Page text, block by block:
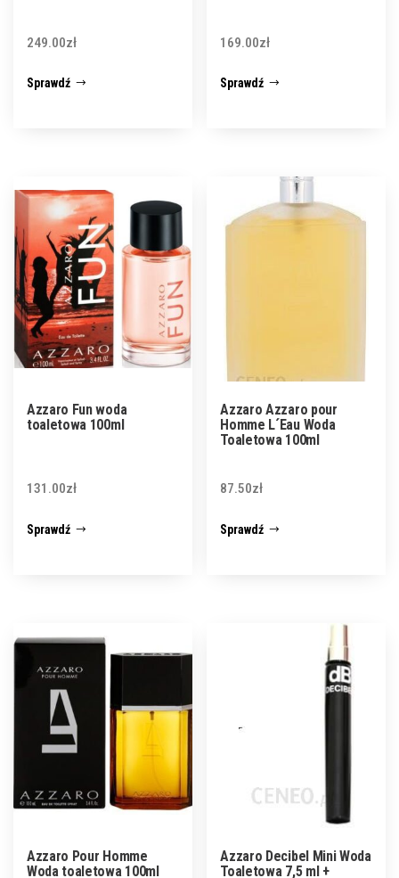
249.00zł
Sprawdź
169.00zł
Sprawdź
Azzaro Fun woda
toaletowa 100ml
131.00zł
Sprawdź
Azzaro Azzaro pour
Homme L´Eau Woda
Toaletowa 100ml
87.50zł
Sprawdź
Azzaro Pour Homme
Woda toaletowa 100ml
Azzaro Decibel Mini Woda
Toaletowa 7,5 ml +